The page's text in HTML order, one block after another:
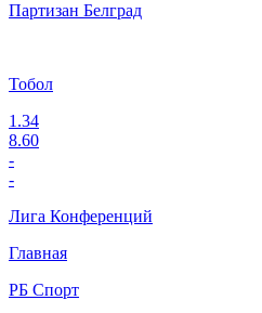
Партизан Белград
Тобол
1.34
8.60
-
-
Лига Конференций
Главная
РБ Спорт